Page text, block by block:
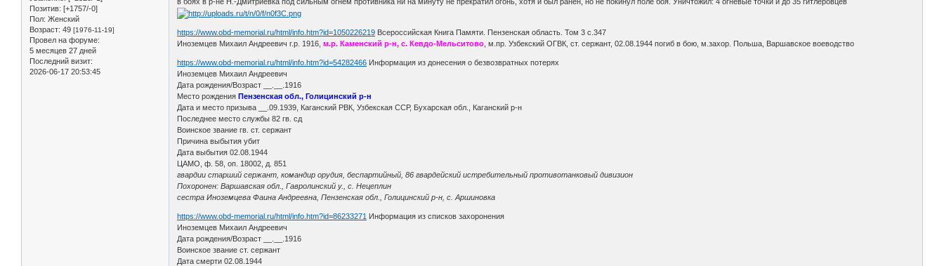
Позитив: [+1757/-0]
Пол: Женский
Возраст: 49 [1976-11-19]
Провел на форуме:
5 месяцев 27 дней
Последний визит:
2026-06-17 20:53:45
https://www.obd-memorial.ru/html/info.htm?id=1050226219 Всероссийская Книга Памяти. Пензенская область. Том 3 с.347
Иноземцев Михаил Андреевич г.р. 1916,м.р. Каменский р-н, с. Кевдо-Мельситово , м.пр. Узбекский ОГВК, ст. сержант, 02.08.1944 погиб в бою, м.захор. Польша, Варшавское воеводство
https://www.obd-memorial.ru/html/info.htm?id=54282466 Информация из донесения о безвозвратных потерях
Иноземцев Михаил Андреевич
Дата рождения/Возраст __.__.1916
Место рожденияПензенская обл., Голицинский р-н
Дата и место призыва __.09.1939, Каганский РВК, Узбекская ССР, Бухарская обл., Каганский р-н
Последнее место службы 82 гв. сд
Воинское звание гв. ст. сержант
Причина выбытия убит
Дата выбытия 02.08.1944
ЦАМО, ф. 58, оп. 18002, д. 851
гвардии старший сержант, командир орудия, беспартийный, 86 гвардейский истребительный противотанковый дивизион
Похоронен: Варшавская обл., Гавролинский у., с. Нецеплин
сестра Иноземцева Фаина Андреевна, Пензенская обл., Голицинский р-н, с. Аршиновка
https://www.obd-memorial.ru/html/info.htm?id=86233271 Информация из списков захоронения
Иноземцев Михаил Андреевич
Дата рождения/Возраст __.__.1916
Воинское звание ст. сержант
Дата смерти 02.08.1944